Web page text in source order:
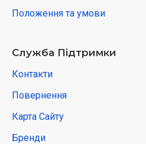
Положення та умови
Служба Підтримки
Контакти
Повернення
Карта Сайту
Бренди